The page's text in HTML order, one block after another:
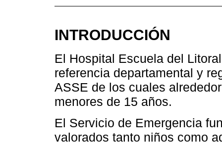
INTRODUCCIÓN
El Hospital Escuela del
referencia departamental y
ASSE de los cuales
menores de 15 años.
El Servicio de Emergencia
valorados tanto niños como